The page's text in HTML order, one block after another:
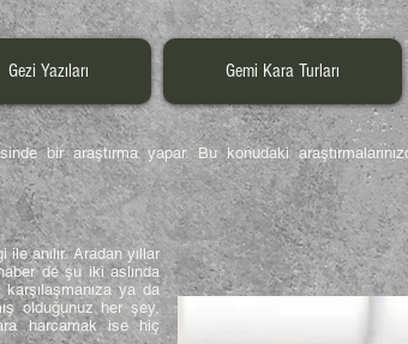
Gezi Yazıları Gemi Kara Turları
bir araştırma yapar. Bu konudaki
anılır. Aradan yıllar
de şu iki aslında
ya da
olduğunuz her şey,
harcamak ise hiç